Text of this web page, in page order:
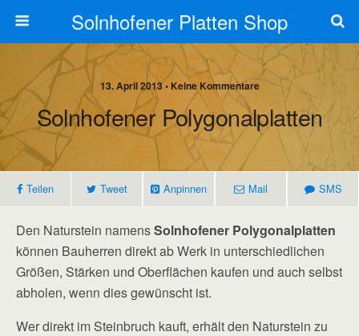
Solnhofener Platten Shop
13. April 2013 • Keine Kommentare
Solnhofener Polygonalplatten
Teilen Tweet Anpinnen Mail SMS
Den Naturstein namensSolnhofener Polygonalplatten
können Bauherren direkt ab Werk in unterschiedlichen
Größen, Stärken und Oberflächen kaufen und auch selbst
abholen, wenn dies gewünscht ist.
Wer direkt im Steinbruch kauft, erhält den Naturstein zu